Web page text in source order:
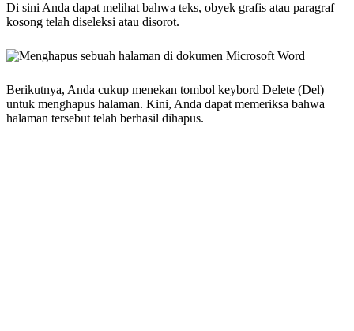
Di sini Anda dapat melihat bahwa teks, obyek grafis atau paragraf
kosong telah diseleksi atau disorot.
Berikutnya, Anda cukup menekan tombol keybord Delete (Del)
untuk menghapus halaman. Kini, Anda dapat memeriksa bahwa
halaman tersebut telah berhasil dihapus.